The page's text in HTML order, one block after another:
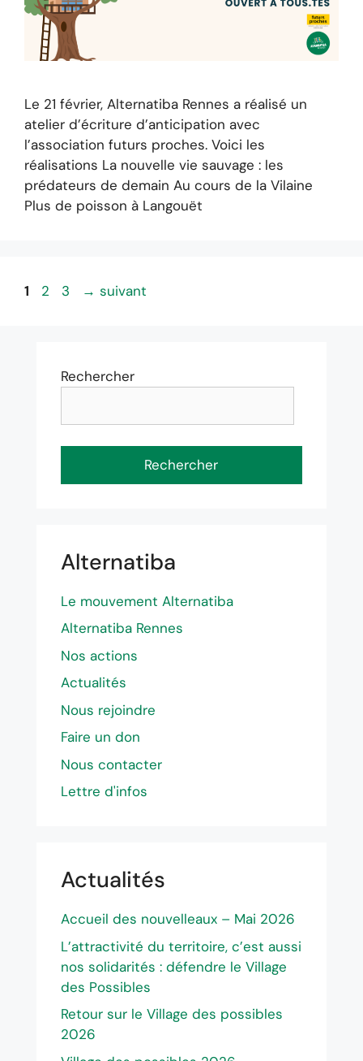
Le 21 février, Alternatiba Rennes a réalisé un
atelier d’écriture d’anticipation avec
l’association futurs proches. Voici les
réalisations La nouvelle vie sauvage : les
prédateurs de demain Au cours de la Vilaine
Plus de poisson à Langouët
Page
1
P
2
P
3 → suivant
Rechercher
Rechercher
Alternatiba
Le mouvement Alternatiba
Alternatiba Rennes
Nos actions
Actualités
Nous rejoindre
Faire un don
Nous contacter
Lettre d'infos
Actualités
Accueil des nouvelleaux – Mai 2026
L’attractivité du territoire, c’est aussi
nos solidarités : défendre le Village
des Possibles
Retour sur le Village des possibles
2026